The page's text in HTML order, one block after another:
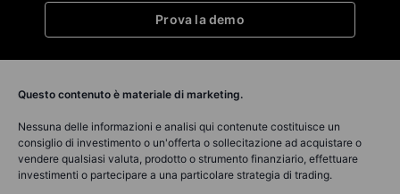
Prova la demo
Questo contenuto è materiale di marketing.
Nessuna delle informazioni e analisi qui contenute costituisce un
consiglio di investimento o un'offerta o sollecitazione ad acquistare o
vendere qualsiasi valuta, prodotto o strumento finanziario, effettuare
investimenti o partecipare a una particolare strategia di trading.